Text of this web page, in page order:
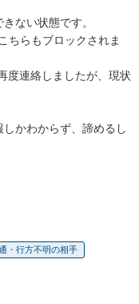
ない状態です。
ちらもブロックされま
度連絡しましたが、現状
かわからず、諦めるし
・行方不明の相手